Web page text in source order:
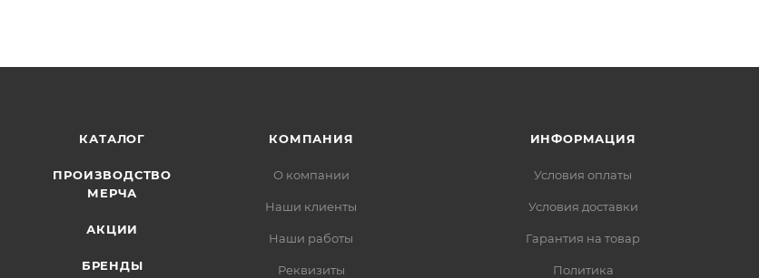
КАТАЛОГ
ПРОИЗВОДСТВО
МЕРЧА
АКЦИИ
БРЕНДЫ
КОМПАНИЯ
О компании
Наши клиенты
Наши работы
Реквизиты
ИНФОРМАЦИЯ
Условия оплаты
Условия доставки
Гарантия на товар
Политика